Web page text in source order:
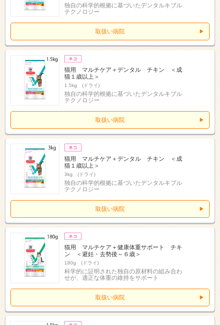
独自の科学的根拠に基づいたデンタルキブル
テクノロジー
取扱い病院
猫用 マルチケア＋デンタル チキン ＜成
猫１歳以上＞
1.5kg (ドライ)
独自の科学的根拠に基づいたデンタルキブル
テクノロジー
取扱い病院
猫用 マルチケア＋デンタル チキン ＜成
猫１歳以上＞
3kg (ドライ)
独自の科学的根拠に基づいたデンタルキブル
テクノロジー
取扱い病院
猫用 マルチケア＋健康体重サポート チキ
ン ＜避妊・去勢後～６歳＞
180g (ドライ)
科学的に証明された独自の原材料の組み合わ
せが、適正な体重の維持をサポート
取扱い病院